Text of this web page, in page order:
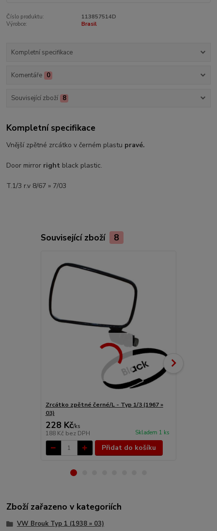
Číslo produktu:
113857514D
Výrobce:
Brasil
Kompletní specifikace
Komentáře 0
Související zboží 8
Kompletní specifikace
Vnější zpětné zrcátko v černém plastu pravé.
Door mirror right black plastic.
T.1/3 r.v 8/67 » 7/03
Související zboží 8
Zrcátko zpětné černé/L - Typ 1/3 (1967 »
03)
228 Kč/ks
188 Kč bez DPH Skladem 1 ks
Přidat do košíku
Zboží zařazeno v kategoriích
VW Brouk Typ 1 (1938 » 03)